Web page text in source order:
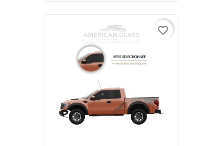
favorite_border